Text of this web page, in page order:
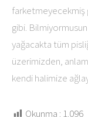
farketmeyecekmiş
gibi.
yağacakta tüm
üzerimizden,
kendi halimize
Okunma : 1.096